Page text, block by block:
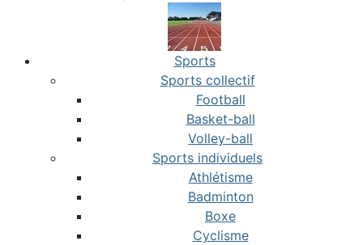
Sports
Sports collectif
Football
Basket-ball
Volley-ball
Sports individuels
Athlétisme
Badminton
Boxe
Cyclisme